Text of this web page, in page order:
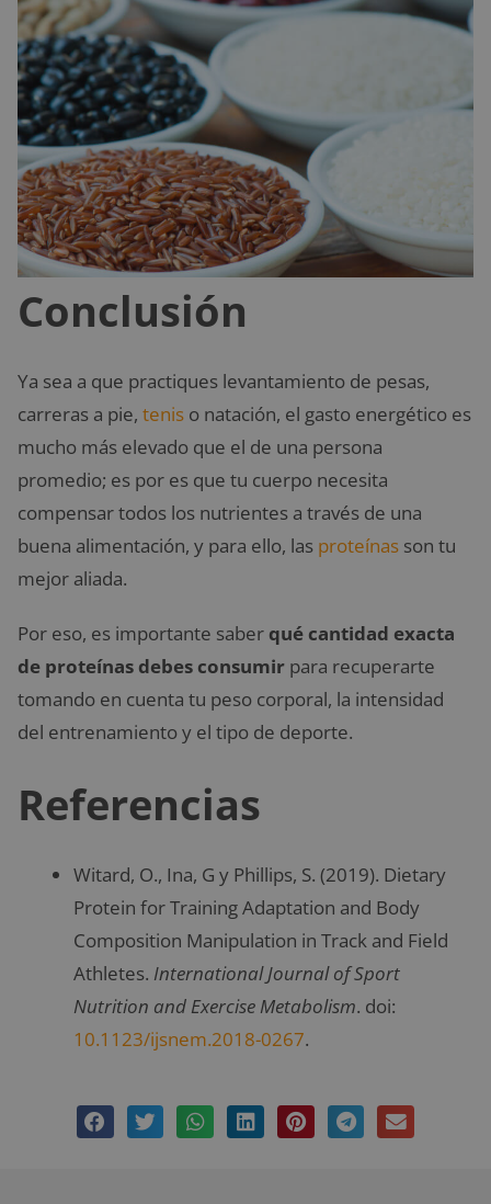
Conclusión
Ya sea a que practiques levantamiento de pesas,
carreras a pie, tenis o natación, el gasto energético es
mucho más elevado que el de una persona
promedio; es por es que tu cuerpo necesita
compensar todos los nutrientes a través de una
buena alimentación, y para ello, las proteínas son tu
mejor aliada.
Por eso, es importante saber qué cantidad exacta
de proteínas debes consumir para recuperarte
tomando en cuenta tu peso corporal, la intensidad
del entrenamiento y el tipo de deporte.
Referencias
Witard, O., Ina, G y Phillips, S. (2019). Dietary
Protein for Training Adaptation and Body
Composition Manipulation in Track and Field
Athletes. International Journal of Sport
Nutrition and Exercise Metabolism. doi:
10.1123/ijsnem.2018-0267.